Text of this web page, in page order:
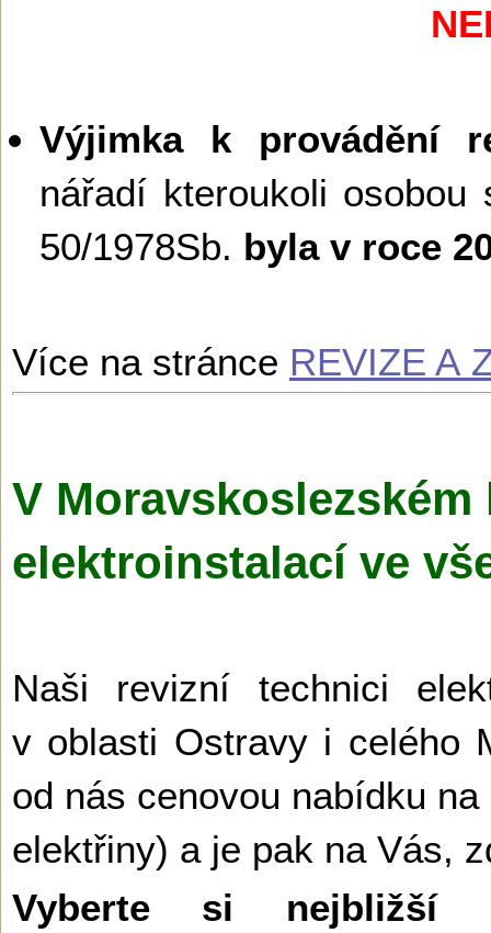
Výjimka k provádění
nářadí kteroukoli
50/1978Sb. byla v roce
Více na stránce REVIZE A
V
elektroinstalací ve
Naši revizní technici
v oblasti Ostravy i celého
od nás cenovou nabídku
elektřiny) a je pak na Vás,
Vyberte si nejbližší